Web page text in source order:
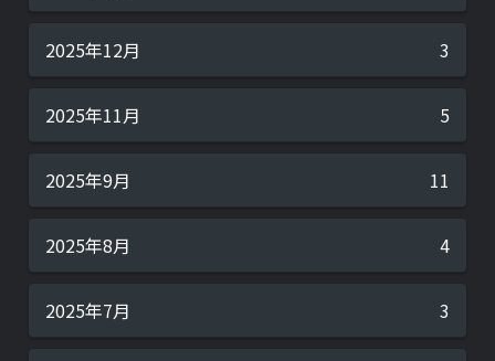
2025年12月 3
2025年11月 5
2025年9月 11
2025年8月 4
2025年7月 3